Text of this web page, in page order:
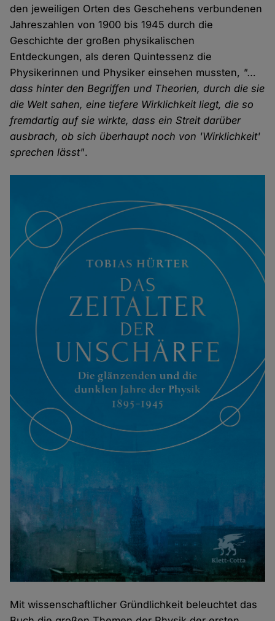
den jeweiligen Orten des Geschehens verbundenen
Jahreszahlen von 1900 bis 1945 durch die
Geschichte der großen physikalischen
Entdeckungen, als deren Quintessenz die
Physikerinnen und Physiker einsehen mussten, "…
dass hinter den Begriffen und Theorien, durch die sie
die Welt sahen, eine tiefere Wirklichkeit liegt, die so
fremdartig auf sie wirkte, dass ein Streit darüber
ausbrach, ob sich überhaupt noch von 'Wirklichkeit'
sprechen lässt".
Mit wissenschaftlicher Gründlichkeit beleuchtet das